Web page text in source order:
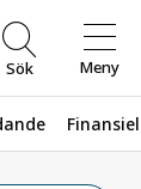
Sök Meny